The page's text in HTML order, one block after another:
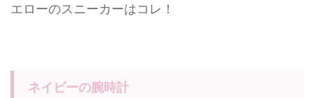
エローのスニーカーはコレ！
ネイビーの腕時計